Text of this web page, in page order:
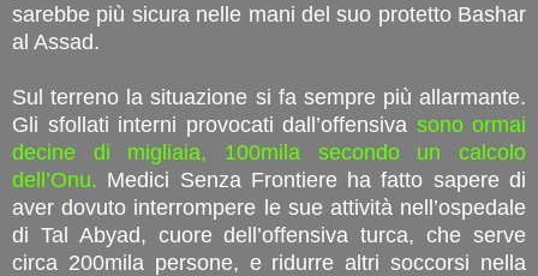
sarebbe più sicura nelle mani del suo protetto Bashar
al Assad.
Sul terreno la situazione si fa sempre più allarmante.
Gli sfollati interni provocati dall’offensiva sono ormai
decine di migliaia, 100mila secondo un calcolo
dell’Onu. Medici Senza Frontiere ha fatto sapere di
aver dovuto interrompere le sue attività nell’ospedale
di Tal Abyad, cuore dell’offensiva turca, che serve
circa 200mila persone, e ridurre altri soccorsi nella